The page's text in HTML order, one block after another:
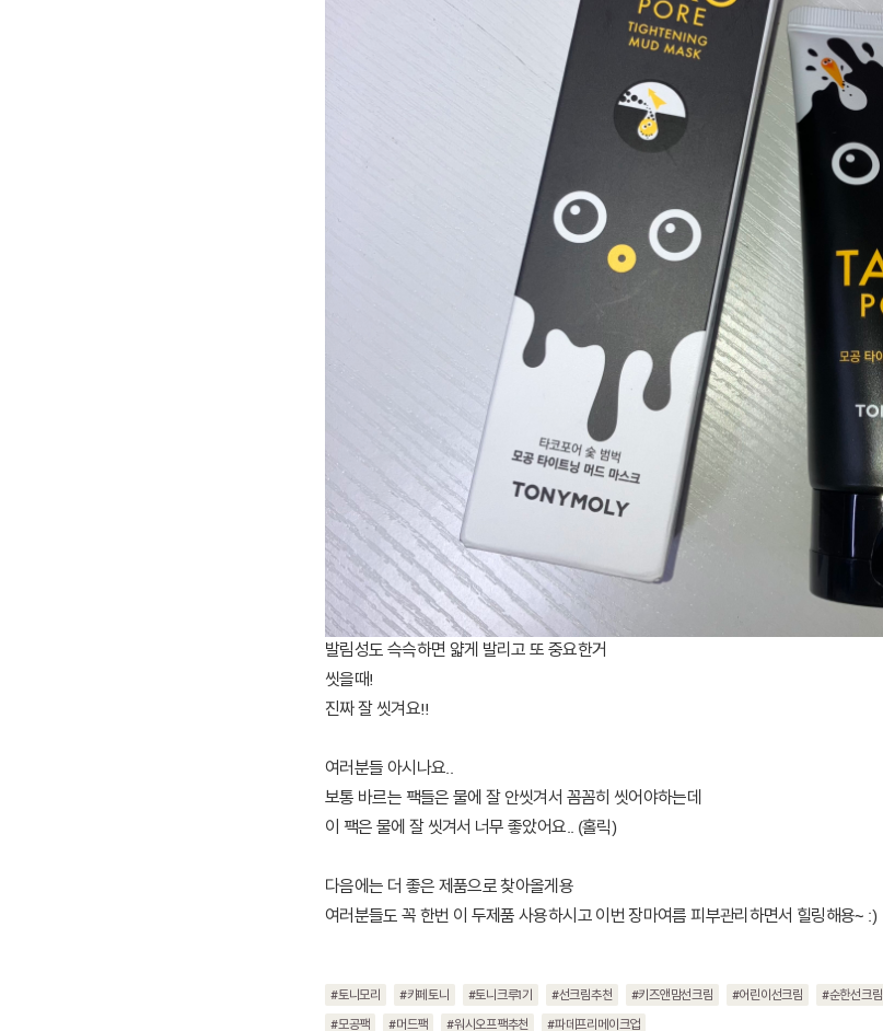
발림성도 슥슥하면 얇게 발리고 또 중요한거
씻을때!
진짜 잘 씻겨요!!
여러분들 아시나요..
보통 바르는 팩들은 물에 잘 안씻겨서 꼼꼼히 씻어야하는데
이 팩은 물에 잘 씻겨서 너무 좋았어요.. (홀릭)
다음에는 더 좋은 제품으로 찾아올게용
여러분들도 꼭 한번 이 두제품 사용하시고 이번 장마여름 피부관리하면서 힐링해용~ :)
#토니모리 #카페토니 #토니크루1기 #선크림추천 #키즈앤맘선크림 #어린이선크림 #순한선크림
#모공팩 #머드팩 #워시오프팩추천 #파데프리메이크업